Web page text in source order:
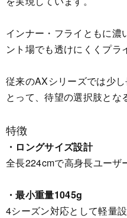
インナー・フライともに濃
ント場でも透けにくくプラ
従来のAXシリーズでは少
とって、待望の選択肢とな
特徴
・ロングサイズ設計
全長224cmで高身長ユーザ
・最小重量1045g
4シーズン対応として軽量